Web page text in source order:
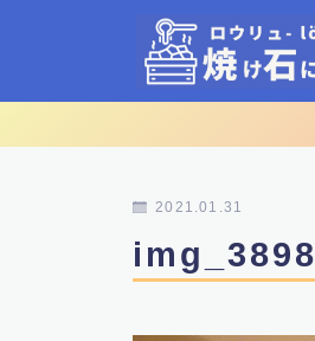
2021.01.31
img_3898